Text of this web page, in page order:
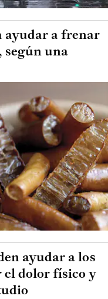
ayudar a frenar
según una
ayudar a los
el dolor físico y